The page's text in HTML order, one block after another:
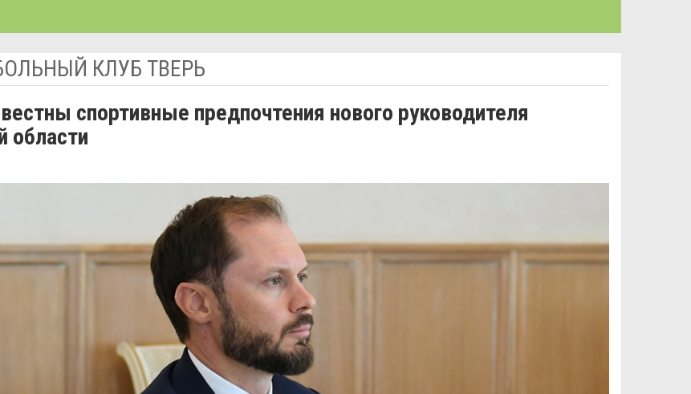
КЛУБ ТВЕРЬ
спортивные предпочтения нового руководителя
области